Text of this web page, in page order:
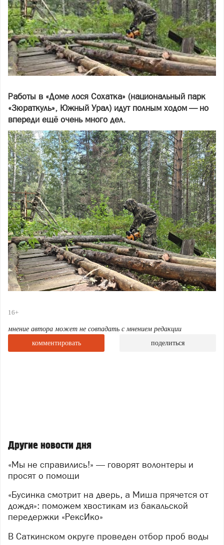
Работы в «Доме лося Сохатка» (национальный парк
«Зюраткуль», Южный Урал) идут полным ходом — но
впереди ещё очень много дел.
За один рабочий день команда волонтёров смогла
второй шанс внести свой вклад.
Поэтому волонтёры повторяют
акцию — добровольцев ждут 8 и 9 августа (суббота и
Что пригодится:
инструменты: бензопилы, гвоздодёры,
аккумуляторные болгарки, бокорезы для
16+
мнение автора может не совпадать с мнением редакции
комментировать
поделиться
Другие новости дня
«Мы не справились!» — говорят волонтеры и
просят о помощи
«Бусинка смотрит на дверь, а Миша прячется от
дождя»: поможем хвостикам из бакальской
передержки «РексИко»
В Саткинском округе проведен отбор проб воды